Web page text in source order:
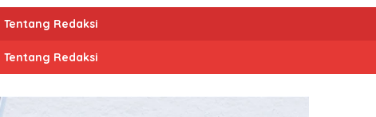
Tentang Redaksi
Tentang Redaksi